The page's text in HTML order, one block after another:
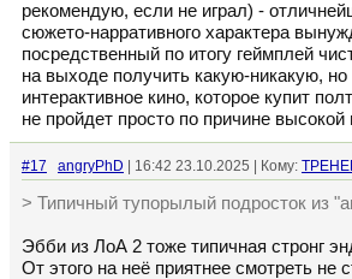
рекомендую, если не играл) -
сюжето-нарративного характера
посредственный по итогу геймплей
на выходе получить какую-никакую, но
интерактивное кино, которое купит
не пройдет просто по причине высокой
#17 angryPhD | 16:42 23.10.2025 | Кому:
> Типичный тупорылый подросток из
Эбби из ЛоА 2 тоже типичная стронг
От этого на неё приятнее смотреть не